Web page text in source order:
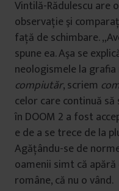
Vintilă-Rădulescu are
observaţie şi
faţă de schimbare.
spune ea. Aşa se
neologismele la
compiutăr, scriem
celor care continuă să
în DOOM 2 a fost
e de a se trece de la
Agăţându-se de
oamenii simt că
române, că nu o vând.